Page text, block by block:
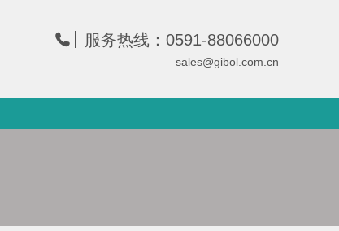
服务热线：0591-88066000
sales@gibol.com.cn